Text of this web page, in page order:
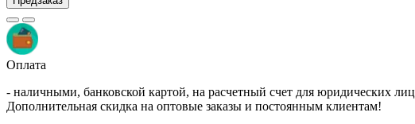
Оплата
- наличными, банковской картой, на расчетный счет для юридических лиц
Дополнительная скидка на оптовые заказы и постоянным клиентам!